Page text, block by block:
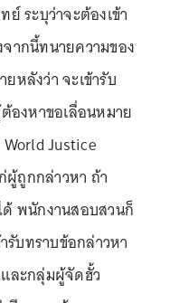
ระบุว่าจะต้องเข้า
ากนี้ทนายความของ
หลังว่า จะเข้ารับ
องหาขอเลื่อนหมาย
Justice
ผู้ถูกกล่าวหา ถ้า
พนักงานสอบสวนก็
บทราบข้อกล่าวหา
ละกลุ่มผู้จัดฮั้ว